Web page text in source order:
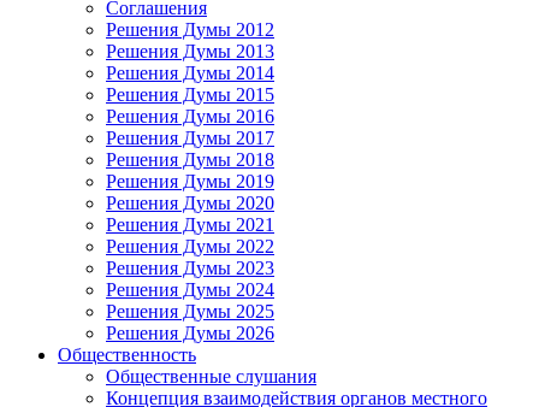
Соглашения
Решения Думы 2012
Решения Думы 2013
Решения Думы 2014
Решения Думы 2015
Решения Думы 2016
Решения Думы 2017
Решения Думы 2018
Решения Думы 2019
Решения Думы 2020
Решения Думы 2021
Решения Думы 2022
Решения Думы 2023
Решения Думы 2024
Решения Думы 2025
Решения Думы 2026
Общественность
Общественные слушания
Концепция взаимодействия органов местного